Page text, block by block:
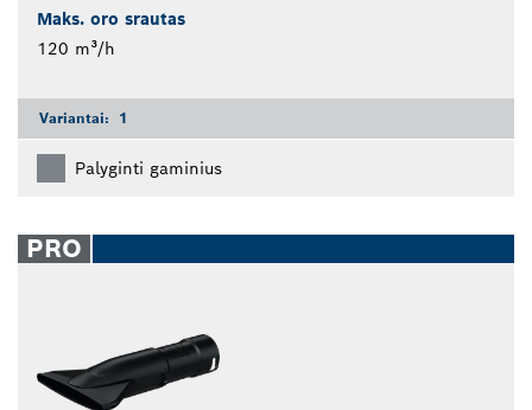
Maks. oro srautas
120 m³/h
Variantai: 1
Palyginti gaminius
PRO